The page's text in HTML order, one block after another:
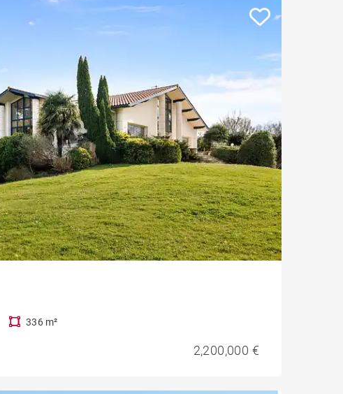
Moderno contemporáneo
Casa con vistas a la montaña
Plage à pied
Casa en campo de golf
336 m²
2,200,000 €